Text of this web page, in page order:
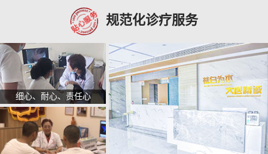
规范化诊疗服务
细心、耐心、责任心